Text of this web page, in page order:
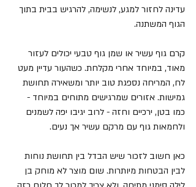
עדינה לחזור למגע, לנשימה, להרגיש בבית בתוך
הגוף המשתנה.
קרם גוף עשיר או שמן גוף טבעי יכולים לעזור
מאוד, במיוחד אחרי מקלחת. כשהעור עדיין מעט
לח, המריחה נספגת טוב יותר ומשאירה תחושת
גמישות. אזורים שמרגישים מתוחים במיוחד -
כמו בטן, ירכיים וחזה - לרוב יגיבו יפה לשמנים
ולחמאות גוף עם מרקם עשיר אך נעים.
כאן חשוב לזכור שיש הבדל בין תחושת נוחות
לבין הבטחות מיותרות. שום מוצר לא מוחק בן